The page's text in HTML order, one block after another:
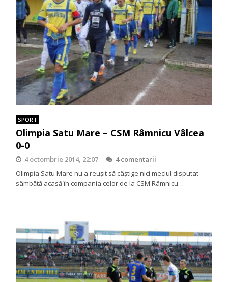
SPORT
Olimpia Satu Mare – CSM Râmnicu Vâlcea
0-0
4 octombrie 2014, 22:07
4 comentarii
Olimpia Satu Mare nu a reușit să câștige nici meciul disputat
sâmbătă acasă în compania celor de la CSM Râmnicu…